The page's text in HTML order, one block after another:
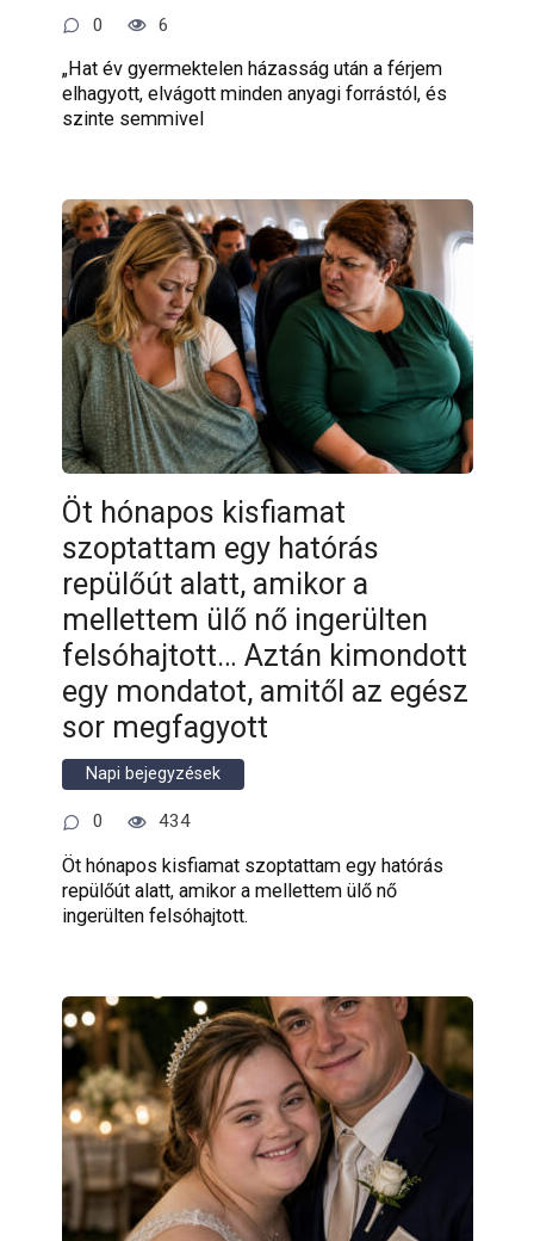
0 6
„Hat év gyermektelen házasság után a férjem
elhagyott, elvágott minden anyagi forrástól, és
szinte semmivel
Öt hónapos kisfiamat
szoptattam egy hatórás
repülőút alatt, amikor a
mellettem ülő nő ingerülten
felsóhajtott… Aztán kimondott
egy mondatot, amitől az egész
sor megfagyott
Napi bejegyzések
0 434
Öt hónapos kisfiamat szoptattam egy hatórás
repülőút alatt, amikor a mellettem ülő nő
ingerülten felsóhajtott.